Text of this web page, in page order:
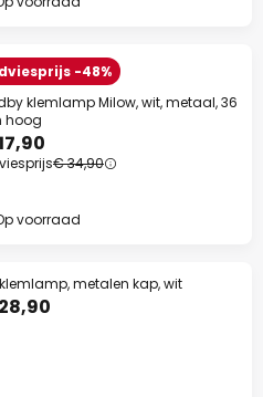
-48%
klemlamp Milow, wit, metaal, 36
hoog
€ 34,90
voorraad
metalen kap, wit